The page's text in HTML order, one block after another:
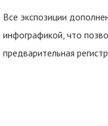
Все экспозиции
инфографикой, что
предварительная